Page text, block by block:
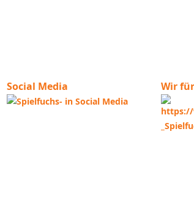
Social Media Wir